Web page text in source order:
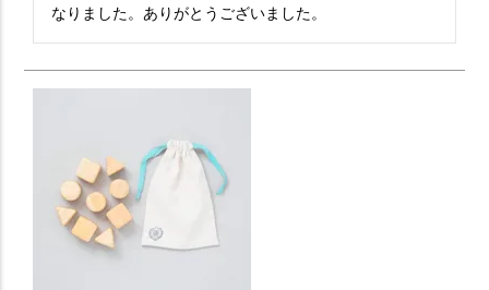
なりました。ありがとうございました。